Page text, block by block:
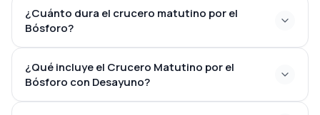
¿Cuánto dura el crucero matutino por el
Bósforo?
2–3 horas
¿Qué incluye el Crucero Matutino por el
Bósforo con Desayuno?